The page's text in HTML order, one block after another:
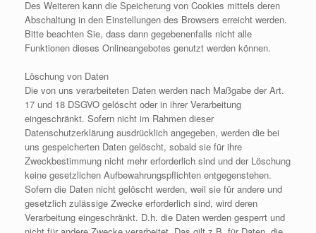
Des Weiteren kann die Speicherung von Cookies mittels deren
Abschaltung in den Einstellungen des Browsers erreicht werden.
Bitte beachten Sie, dass dann gegebenenfalls nicht alle
Funktionen dieses Onlineangebotes genutzt werden können.
Löschung von Daten
Die von uns verarbeiteten Daten werden nach Maßgabe der Art.
17 und 18 DSGVO gelöscht oder in ihrer Verarbeitung
eingeschränkt. Sofern nicht im Rahmen dieser
Datenschutzerklärung ausdrücklich angegeben, werden die bei
uns gespeicherten Daten gelöscht, sobald sie für ihre
Zweckbestimmung nicht mehr erforderlich sind und der Löschung
keine gesetzlichen Aufbewahrungspflichten entgegenstehen.
Sofern die Daten nicht gelöscht werden, weil sie für andere und
gesetzlich zulässige Zwecke erforderlich sind, wird deren
Verarbeitung eingeschränkt. D.h. die Daten werden gesperrt und